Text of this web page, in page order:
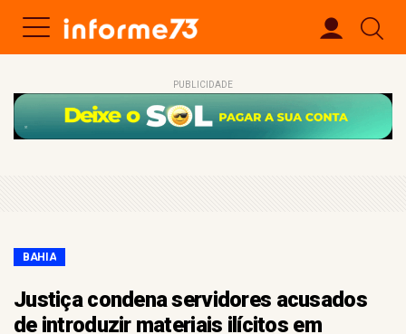
PUBLICIDADE
BAHIA
Justiça condena servidores acusados
de introduzir materiais ilícitos em